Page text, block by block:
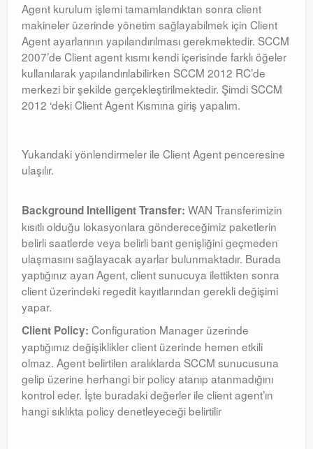
Agent kurulum işlemi tamamlandıktan sonra client
makineler üzerinde yönetim sağlayabilmek için Client
Agent ayarlarının yapılandırılması gerekmektedir. SCCM
2007’de Client agent kısmı kendi içerisinde farklı öğeler
kullanılarak yapılandırılabilirken SCCM 2012 RC’de
merkezi bir şekilde gerçekleştirilmektedir. Şimdi SCCM
2012 ‘deki Client Agent Kısmına giriş yapalım.
Yukarıdaki yönlendirmeler ile Client Agent penceresine
ulaşılır.
Background Intelligent Transfer: WAN Transferimizin
kısıtlı olduğu lokasyonlara göndereceğimiz paketlerin
belirli saatlerde veya belirli bant genişliğini geçmeden
ulaşmasını sağlayacak ayarlar bulunmaktadır. Burada
yaptığınız ayarı Agent, client sunucuya ilettikten sonra
client üzerindeki regedit kayıtlarından gerekli değişimi
yapar.
Client Policy: Configuration Manager üzerinde
yaptığımız değişiklikler client üzerinde hemen etkili
olmaz. Agent belirtilen aralıklarda SCCM sunucusuna
gelip üzerine herhangi bir policy atanıp atanmadığını
kontrol eder. İşte buradaki değerler ile client agent’ın
hangi sıklıkta policy denetleyeceği belirtilir